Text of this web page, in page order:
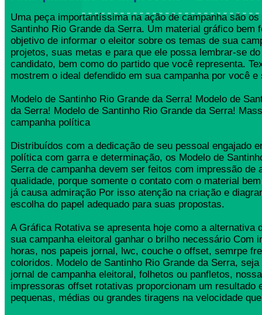
Uma peça importantíssima na ação de campanha são os
Santinho Rio Grande da Serra. Um material gráfico bem
objetivo de informar o eleitor sobre os temas de sua
projetos, suas metas e para que ele possa lembrar-se
candidato, bem como do partido que você representa.
mostrem o ideal defendido em sua campanha por você e
Modelo de Santinho Rio Grande da Serra! Modelo de
da Serra! Modelo de Santinho Rio Grande da Serra!
campanha política
Distribuídos com a dedicação de seu pessoal engajado
política com garra e determinação, os Modelo de
Serra de campanha devem ser feitos com impressão de
qualidade, porque somente o contato com o material
já causa admiração Por isso atenção na criação e
escolha do papel adequado para suas propostas.
A Gráfica Rotativa se apresenta hoje como a alternativa
sua campanha eleitoral ganhar o brilho necessário Com
horas, nos papeis jornal, lwc, couche o offset, semrpe
coloridos. Modelo de Santinho Rio Grande da Serra,
jornal de campanha eleitoral, folhetos ou panfletos,
impressoras offset rotativas proporcionam um resultado
pequenas, médias ou grandes tiragens na velocidade